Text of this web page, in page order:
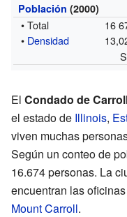
Población (2000)
• Total
16
• Densidad
El Condado de
el estado de Illinois,
viven muchas
Según un conteo de
16.674 personas. La
encuentran las
Mount Carroll.